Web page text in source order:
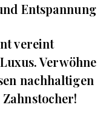
Entspannung
vereint
Verwöhne
nachhaltigen